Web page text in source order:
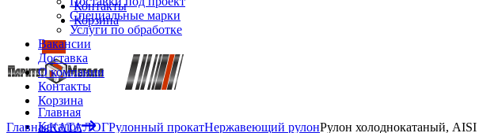
Контакты
Корзина
Главная
Каталог
Специальные марки
Услуги по обработке
Вакансии
Доставка
О компании
Контакты
Корзина
ГлавнаяКАТАЛОГРулонный прокатНержавеющий рулонРулон холоднокатаный,